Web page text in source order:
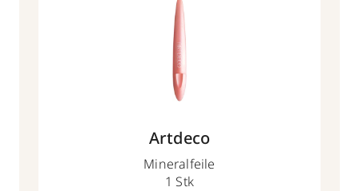
Artdeco
Mineralfeile
1 Stk